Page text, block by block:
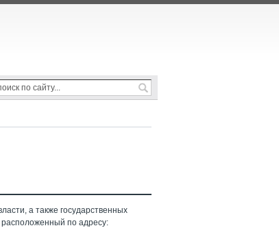
а также государственных
по адресу: